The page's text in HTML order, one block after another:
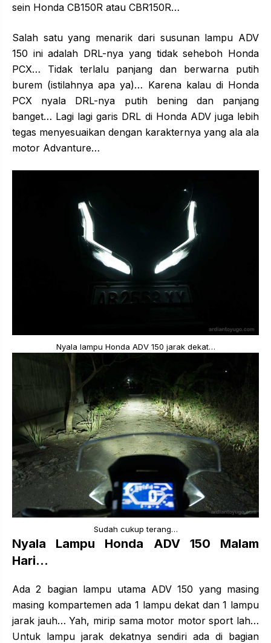
sein Honda CB150R atau CBR150R…
Salah satu yang menarik dari susunan lampu ADV
150 ini adalah DRL-nya yang tidak seheboh Honda
PCX… Tidak terlalu panjang dan berwarna putih
burem (istilahnya apa ya)… Karena kalau di Honda
PCX nyala DRL-nya putih bening dan panjang
banget… Lagi lagi garis DRL di Honda ADV juga lebih
tegas menyesuaikan dengan karakternya yang ala ala
motor Advanture…
Nyala lampu Honda ADV 150 jarak dekat…
Sudah cukup terang…
Nyala Lampu Honda ADV 150 Malam
Hari…
Ada 2 bagian lampu utama ADV 150 yang masing
masing kompartemen ada 1 lampu dekat dan 1 lampu
jarak jauh… Yah, mirip sama motor motor sport lah…
Untuk lampu jarak dekatnya sendiri ada di bagian